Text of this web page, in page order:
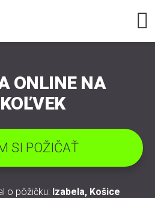

ONLINE NA
SI POŽIČAŤ
o pôžičku: Izabela, Košice